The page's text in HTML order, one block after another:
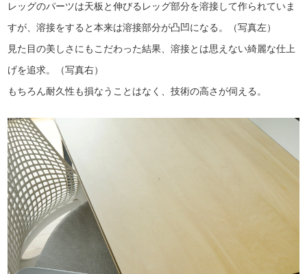
レッグのパーツは天板と伸びるレッグ部分を溶接して作られていま
すが、溶接をすると本来は溶接部分が凸凹になる。（写真左）
見た目の美しさにもこだわった結果、溶接とは思えない綺麗な仕上
げを追求。（写真右）
もちろん耐久性も損なうことはなく、技術の高さが伺える。